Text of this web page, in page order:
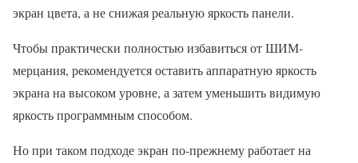
экран цвета, а не снижая реальную яркость панели.
Чтобы практически полностью избавиться от ШИМ-
мерцания, рекомендуется оставить аппаратную яркость
экрана на высоком уровне, а затем уменьшить видимую
яркость программным способом.
Но при таком подходе экран по-прежнему работает на